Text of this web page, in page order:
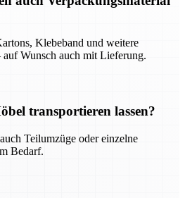
Klebeband und weitere
Wunsch auch mit Lieferung.
transportieren lassen?
Teilumzüge oder einzelne
Bedarf.